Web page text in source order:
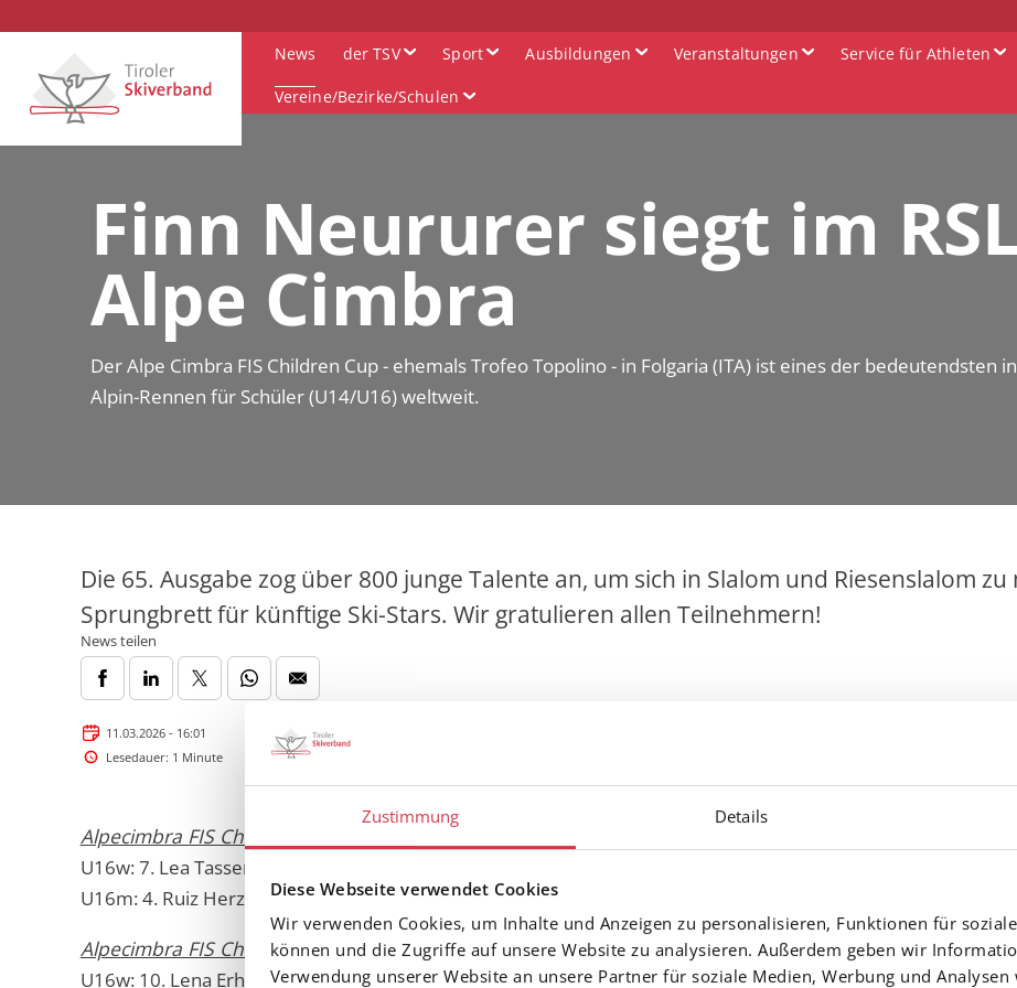
Zustimmung Details
Diese Webseite verwendet Cookies
Wir verwenden Cookies, um Inhalte und Anzeigen zu personalisieren, Funktionen für
können und die Zugriffe auf unsere Website zu analysieren. Außerdem geben wir
Verwendung unserer Website an unsere Partner für soziale Medien, Werbung und
News der TSV Sport Ausbildungen Veranstaltungen Service für Athleten
Vereine/Bezirke/Schulen
Finn Neururer siegt im
Alpe Cimbra
Der Alpe Cimbra FIS Children Cup - ehemals Trofeo Topolino - in Folgaria (ITA) ist eines der bedeutendsten
Alpin-Rennen für Schüler (U14/U16) weltweit.
Die 65. Ausgabe zog über 800 junge Talente an, um sich in Slalom und Riesenslalom zu
Sprungbrett für künftige Ski-Stars. Wir gratulieren allen Teilnehmern!
News teilen
11.03.2026 - 16:01
Lesedauer: 1 Minute
Alpecimbra FIS Children Cup, Slalom, Do, 5. Mar 2026, Folgaria (ITA)
U16w: 7. Lea Tasser (SC Mayrhofen)
U16m: 4. Ruiz Herzog (WSV Gerlos)
Alpecimbra FIS Children Cup, Riesenslalom, Do, 5. Mar 2026, Folgaria (ITA)
U16w: 10. Lena Erharter (SV Thiersee), 14. Lea Tasser (SC Mayrhofen)